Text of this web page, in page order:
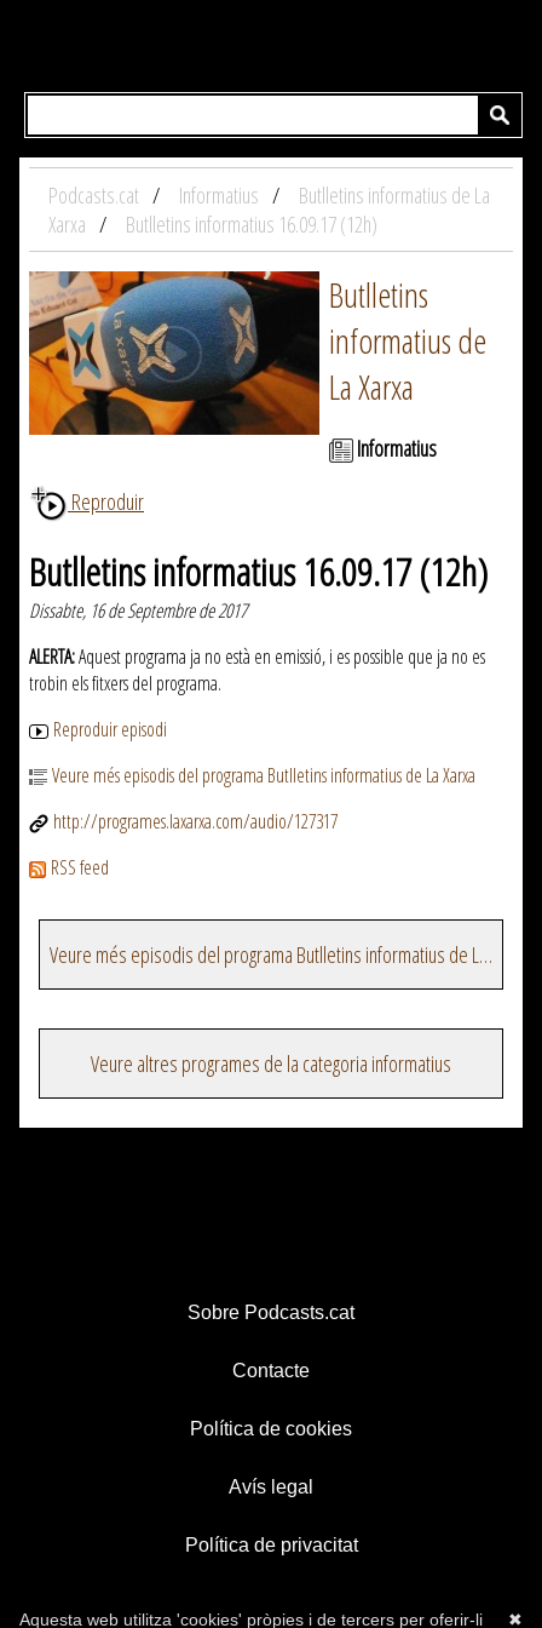
Podcasts.cat Informatius
Butlletins informatius de La
Xarxa
Butlletins informatius 16.09.17 (12h)
Butlletins
informatius de
La Xarxa
Informatius
Reproduir
Butlletins informatius 16.09.17 (12h)
Dissabte, 16 de Septembre de 2017
ALERTA:Aquest programa ja no està en emissió, i es possible que ja no es
trobin els fitxers del programa.
Reproduir episodi
Veure més episodis del programa Butlletins informatius de La Xarxa
http://programes.laxarxa.com/audio/127317
RSS feed
Veure més episodis del programa Butlletins informatius de La Xarxa
Veure altres programes de la categoria informatius
Sobre Podcasts.cat
Contacte
Política de cookies
Avís legal
Política de privacitat
✖
Aquesta web utilitza 'cookies' pròpies i de tercers per oferir-li